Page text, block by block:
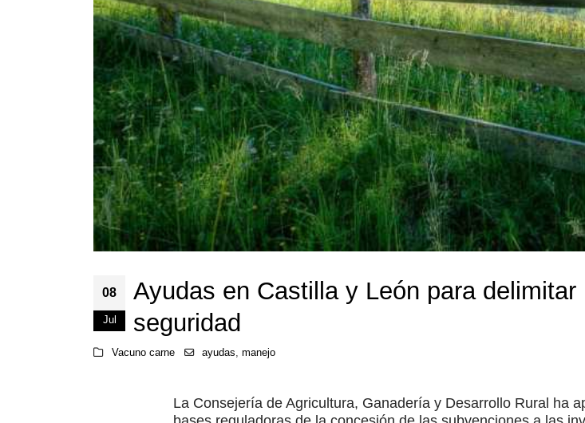
08
Jul
Ayudas en Castilla y León para
seguridad
Vacuno carne ayudas,manejo
La Consejería de Agricultura, Ganadería y Desarrollo Rural ha